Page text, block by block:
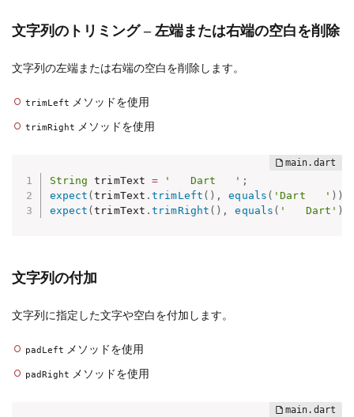
文字列のトリミング – 左端または右端の空白を削除
文字列の左端または右端の空白を削除します。
trimLeft メソッドを使用
trimRight メソッドを使用
String trimText = '   Dart   ' ;
expect (trimText .trimLeft ( ) , equals ( 'Dart   ' ) )
expect (trimText .trimRight ( ) , equals ( '   Dart' )
文字列の付加
文字列に指定した文字や空白を付加します。
padLeft メソッドを使用
padRight メソッドを使用